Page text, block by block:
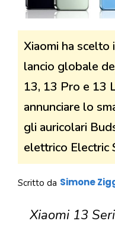
Xiaomi ha
lancio globale
13, 13 Pro e 13
annunciare lo
gli auricolari
elettrico Electric
Scritto da Simone
Xiaomi 13